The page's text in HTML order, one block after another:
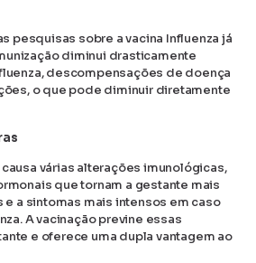
pesquisas sobre a vacina Influenza já
diminui drasticamente
descompensações de doença
o que pode diminuir diretamente
várias alterações imunológicas,
que tornam a gestante mais
a sintomas mais intensos em caso
A vacinação previne essas
e oferece uma dupla vantagem ao